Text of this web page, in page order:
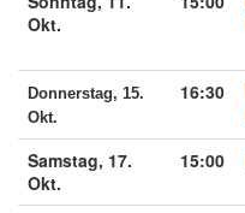
Okt.
Donnerstag, 15.
Okt.
16:30
Samstag, 17.
Okt.
15:00